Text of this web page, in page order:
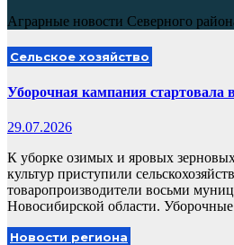
Аграрные новости Северного
Сельское хозяйство
Уборочная кампания стартовала
29.07.2026
К уборке озимых и яровых
культур приступили
товаропроизводители восьми
Новосибирской области.
Новости региона